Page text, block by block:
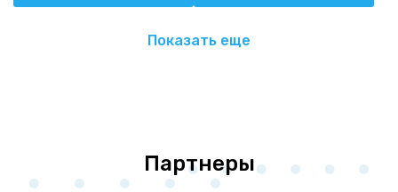
Показать еще
Партнеры